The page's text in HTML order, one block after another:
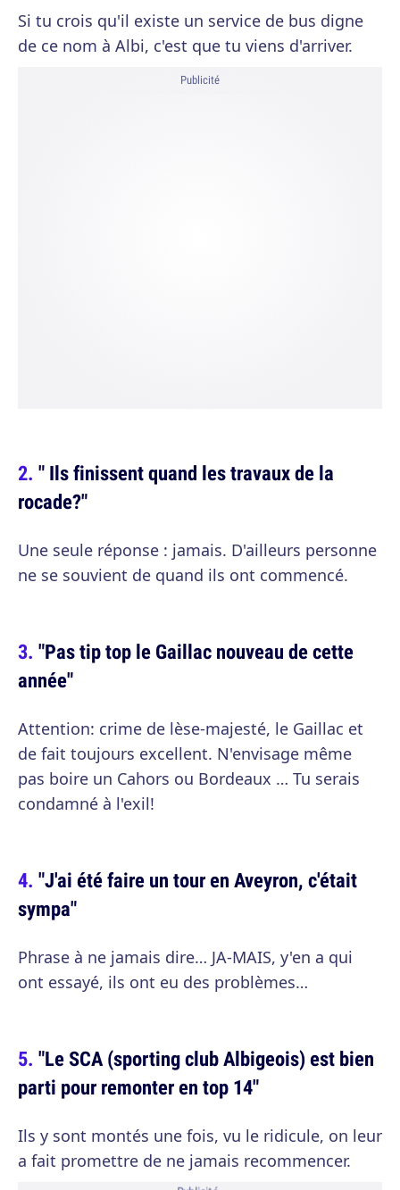
Si tu crois qu'il existe un service de bus digne
de ce nom à Albi, c'est que tu viens d'arriver.
Publicité
" Ils finissent quand les travaux de la
rocade?"
Une seule réponse : jamais. D'ailleurs personne
ne se souvient de quand ils ont commencé.
"Pas tip top le Gaillac nouveau de cette
année"
Attention: crime de lèse-majesté, le Gaillac et
de fait toujours excellent. N'envisage même
pas boire un Cahors ou Bordeaux … Tu serais
condamné à l'exil!
"J'ai été faire un tour en Aveyron, c'était
sympa"
Phrase à ne jamais dire… JA-MAIS, y'en a qui
ont essayé, ils ont eu des problèmes…
"Le SCA (sporting club Albigeois) est bien
parti pour remonter en top 14"
Ils y sont montés une fois, vu le ridicule, on leur
a fait promettre de ne jamais recommencer.